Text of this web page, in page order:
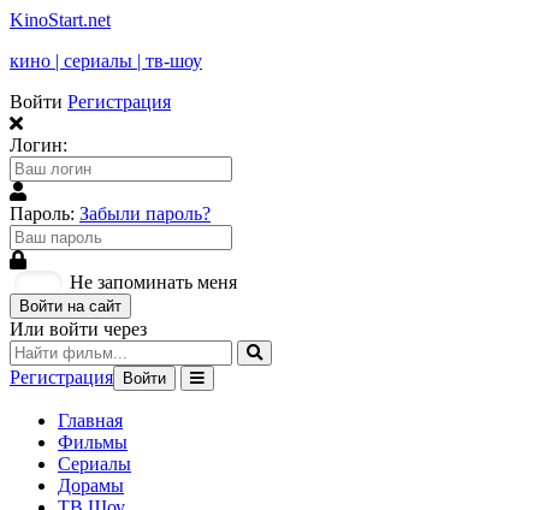
KinoStart.net
кино | сериалы | тв-шоу
Войти Регистрация
Логин:
Пароль: Забыли пароль?
Не запоминать меня
Войти на сайт
Или войти через
Регистрация Войти
Главная
Фильмы
Сериалы
Дорамы